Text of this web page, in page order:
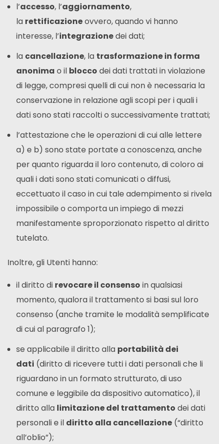
l’accesso, l’aggiornamento,
la rettificazioneovvero, quando vi hanno
interesse, l’integrazionedei dati;
la cancellazione, la trasformazione in forma
anonima o il blocco dei dati trattati in violazione
di legge, compresi quelli di cui non è necessaria la
conservazione in relazione agli scopi per i quali i
dati sono stati raccolti o successivamente trattati;
l’attestazione che le operazioni di cui alle lettere
a) e b) sono state portate a conoscenza, anche
per quanto riguarda il loro contenuto, di coloro ai
quali i dati sono stati comunicati o diffusi,
eccettuato il caso in cui tale adempimento si rivela
impossibile o comporta un impiego di mezzi
manifestamente sproporzionato rispetto al diritto
tutelato.
Inoltre, gli Utenti hanno:
il diritto di revocare il consenso in qualsiasi
momento, qualora il trattamento si basi sul loro
consenso (anche tramite le modalità semplificate
di cui al paragrafo 1);
se applicabile il diritto alla portabilità dei
dati (diritto di ricevere tutti i dati personali che li
riguardano in un formato strutturato, di uso
comune e leggibile da dispositivo automatico), il
diritto alla limitazione del trattamento dei dati
personali e il diritto alla cancellazione(“diritto
all’oblio”);